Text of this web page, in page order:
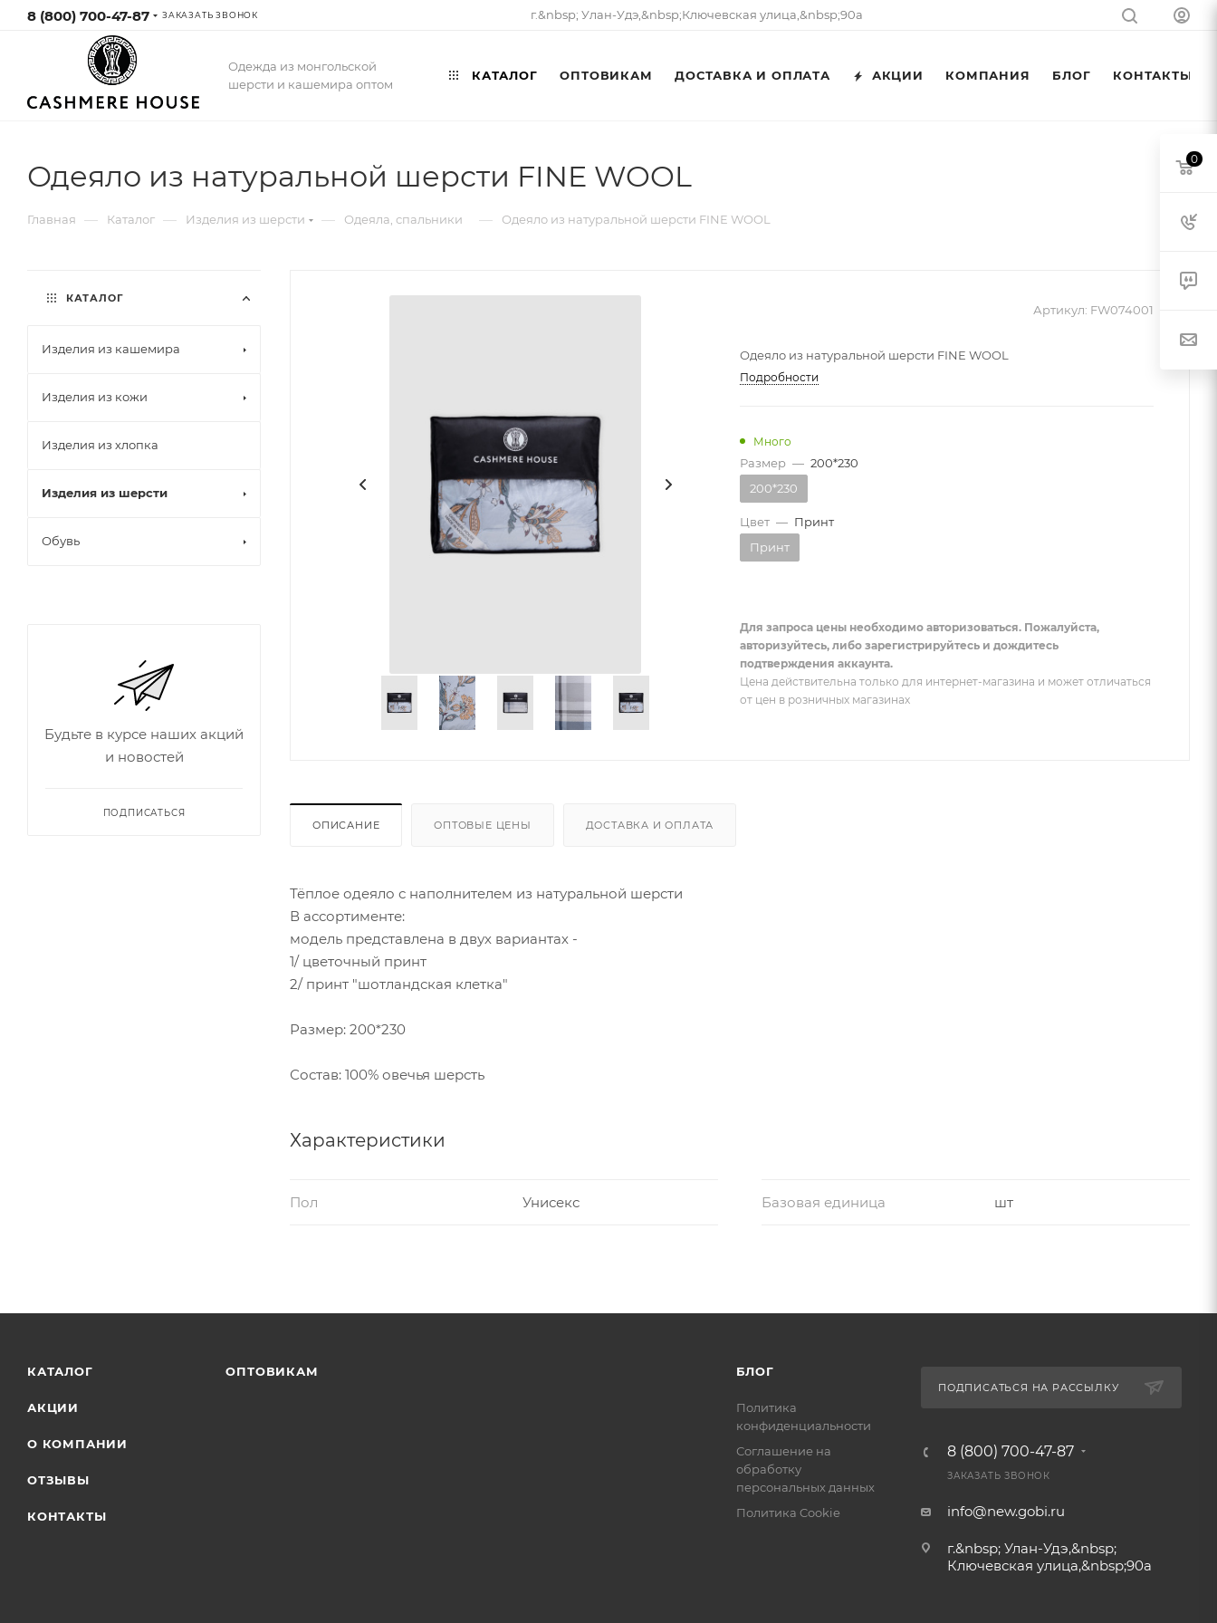
8 (800) 700-47-87 ЗАКАЗАТЬ ЗВОНОК г.&nbsp; Улан-Удэ,&nbsp;​Ключевская улица,&nbsp;90а
Одежда из монгольской
шерсти и кашемира оптом
КАТАЛОГ ОПТОВИКАМ ДОСТАВКА И ОПЛАТА АКЦИИ КОМПАНИЯ БЛОГ КОНТАКТЫ
Одеяло из натуральной шерсти FINE WOOL
Главная — Каталог — Изделия из шерсти — Одеяла, спальники — Одеяло из натуральной шерсти FINE WOOL
Артикул: FW074001
Одеяло из натуральной шерсти FINE WOOL
Подробности
Много
Размер — 200*230
200*230
Цвет — Принт
Принт
Для запроса цены необходимо авторизоваться. Пожалуйста,
авторизуйтесь, либо зарегистрируйтесь и дождитесь
подтверждения аккаунта.
Цена действительна только для интернет-магазина и может отличаться
от цен в розничных магазинах
ОПИСАНИЕ ОПТОВЫЕ ЦЕНЫ ДОСТАВКА И ОПЛАТА
Тёплое одеяло с наполнителем из натуральной шерсти
В ассортименте:
модель представлена в двух вариантах -
1/ цветочный принт
2/ принт "шотландская клетка"
Размер: 200*230
Состав: 100% овечья шерсть
Характеристики
Пол Унисекс Базовая единица шт
КАТАЛОГ
Изделия из кашемира
Изделия из кожи
Изделия из хлопка
Изделия из шерсти
Обувь
Будьте в курсе наших акций
и новостей
ПОДПИСАТЬСЯ
КАТАЛОГ
АКЦИИ
О КОМПАНИИ
ОТЗЫВЫ
КОНТАКТЫ
ОПТОВИКАМ БЛОГ
Политика
конфиденциальности
Соглашение на
обработку
персональных данных
Политика Cookie
ПОДПИСАТЬСЯ НА РАССЫЛКУ
8 (800) 700-47-87
ЗАКАЗАТЬ ЗВОНОК
info@new.gobi.ru
г.&nbsp; Улан-Удэ,&nbsp;​
Ключевская улица,&nbsp;90а
0